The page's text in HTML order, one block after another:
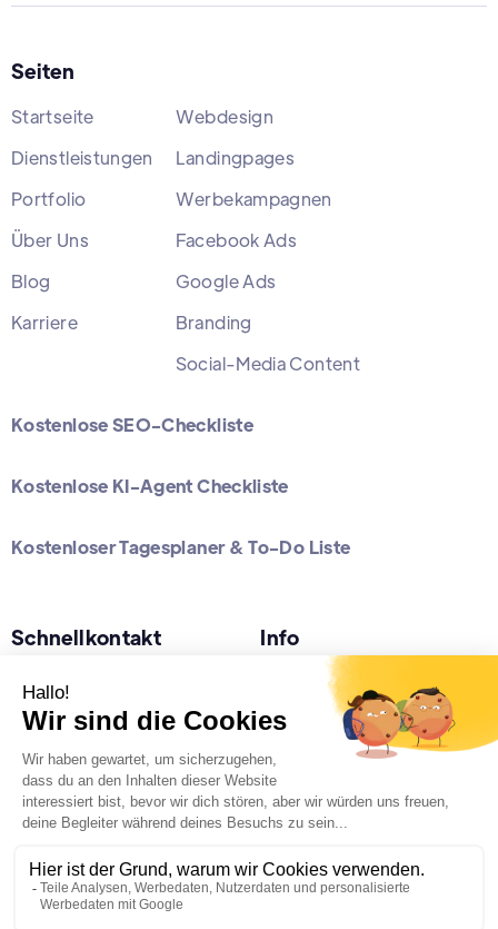
Seiten
Startseite
Dienstleistungen
Portfolio
Über Uns
Blog
Karriere
Webdesign
Landingpages
Werbekampagnen
Facebook Ads
Google Ads
Branding
Social-Media Content
Kostenlose SEO-Checkliste
Kostenlose KI-Agent Checkliste
Kostenloser Tagesplaner & To-Do Liste
Schnellkontakt
Nur Whatsapp (24/7h):
+49 178 5282464
Büro ( 10 -15 Uhr):
+49 2622 98 98 654
Info
Datenschutz
Impressum
Standorte
Kostenloses Erstgespräch